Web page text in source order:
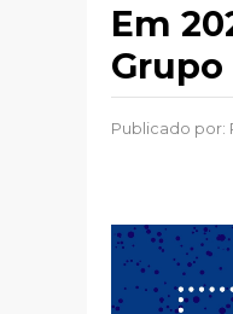
Em
Grupo
Publicado por: